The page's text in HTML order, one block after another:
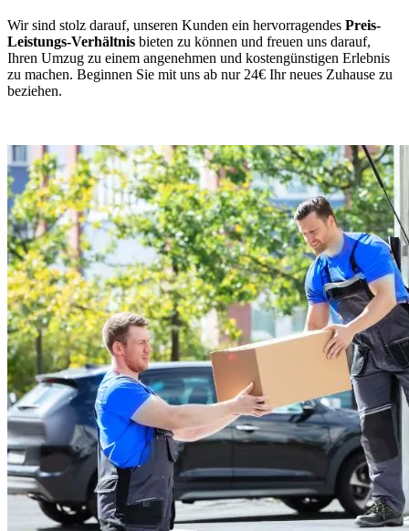
Wir sind stolz darauf, unseren Kunden ein hervorragendes Preis-
Leistungs-Verhältnis bieten zu können und freuen uns darauf,
Ihren Umzug zu einem angenehmen und kostengünstigen Erlebnis
zu machen. Beginnen Sie mit uns ab nur 24€ Ihr neues Zuhause zu
beziehen.